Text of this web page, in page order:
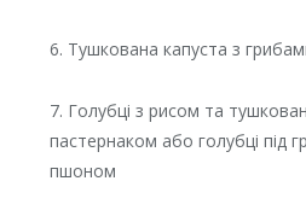
6. Тушкована капуста з
7. Голубці з рисом та
пастернаком або голубці під
пшоном